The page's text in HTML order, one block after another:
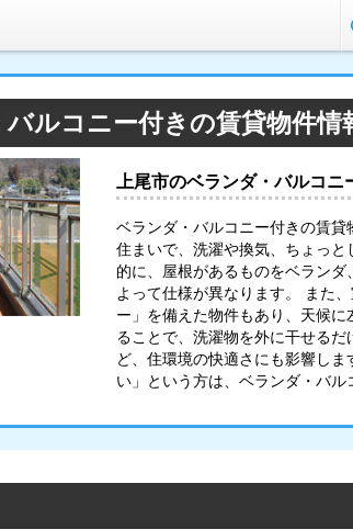
ルコニー付きの賃貸物件情
上尾市のベランダ・バルコ
ベランダ・バルコニー付きの賃
住まいで、洗濯や換気、ちょっ
的に、屋根があるものをベラン
よって仕様が異なります。 また
ー」を備えた物件もあり、天候
ることで、洗濯物を外に干せる
ど、住環境の快適さにも影響し
い」という方は、ベランダ・バル